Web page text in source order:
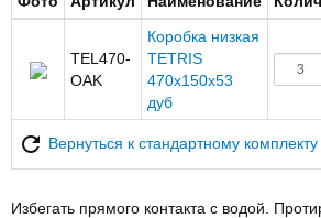
TEL470-
OAK
Коробка низкая
TETRIS
470х150х53
дуб
Вернуться к стандартному комплекту
Избегать прямого контакта с водой.